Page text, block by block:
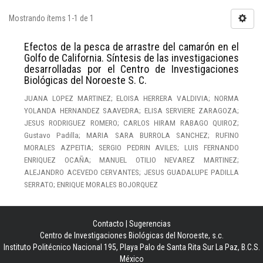
Mostrando ítems 1-1 de 1
Efectos de la pesca de arrastre del camarón en el
Golfo de California. Síntesis de las investigaciones
desarrolladas por el Centro de Investigaciones
Biológicas del Noroeste S. C.
JUANA LOPEZ MARTINEZ; ELOISA HERRERA VALDIVIA; NORMA
YOLANDA HERNANDEZ SAAVEDRA; ELISA SERVIERE ZARAGOZA;
JESUS RODRIGUEZ ROMERO; CARLOS HIRAM RABAGO QUIROZ;
Gustavo Padilla; MARIA SARA BURROLA SANCHEZ; RUFINO
MORALES AZPEITIA; SERGIO PEDRIN AVILES; LUIS FERNANDO
ENRIQUEZ OCAÑA; MANUEL OTILIO NEVAREZ MARTINEZ;
ALEJANDRO ACEVEDO CERVANTES; JESUS GUADALUPE PADILLA
SERRATO; ENRIQUE MORALES BOJORQUEZ
Contacto
Sugerencias
Centro de Investigaciones Biológicas del Noroeste, s.c.
Instituto Politécnico Nacional 195, Playa Palo de Santa Rita Sur La Paz, B.C.S.
México